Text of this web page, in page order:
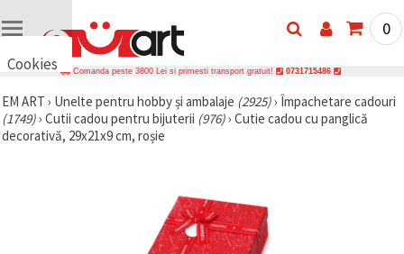
Cookies
vrem să vă
oferim
câteva
0
Comanda peste 3800 Lei si primesti transport gratuit! 0731715486
EM ART › Unelte pentru hobby și ambalaje (2925)› Împachetare cadouri
(1749)› Cutii cadou pentru bijuterii (976)› Cutie cadou cu panglică
decorativă, 29x21x9 cm, roșie